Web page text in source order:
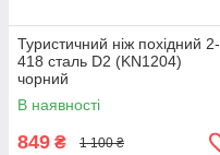
Туристичний ніж похідний 2-
418 сталь D2 (KN1204)
чорний
В наявності
849 ₴ 1 100 ₴